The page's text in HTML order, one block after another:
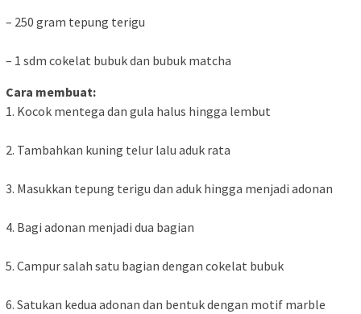
– 250 gram tepung terigu
– 1 sdm cokelat bubuk dan bubuk matcha
Cara membuat:
1. Kocok mentega dan gula halus hingga lembut
2. Tambahkan kuning telur lalu aduk rata
3. Masukkan tepung terigu dan aduk hingga menjadi adonan
4. Bagi adonan menjadi dua bagian
5. Campur salah satu bagian dengan cokelat bubuk
6. Satukan kedua adonan dan bentuk dengan motif marble